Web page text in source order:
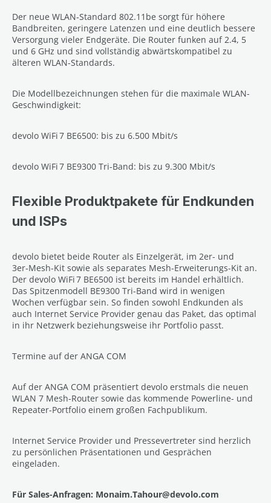
Der neue WLAN‑Standard 802.11be sorgt für höhere
Bandbreiten, geringere Latenzen und eine deutlich bessere
Versorgung vieler Endgeräte. Die Router funken auf 2.4, 5
und 6 GHz und sind vollständig abwärtskompatibel zu
älteren WLAN-Standards.
Die Modellbezeichnungen stehen für die maximale WLAN-
Geschwindigkeit:
devolo WiFi 7 BE6500: bis zu 6.500 Mbit/s
devolo WiFi 7 BE9300 Tri-Band: bis zu 9.300 Mbit/s
Flexible Produktpakete für Endkunden
und ISPs
devolo bietet beide Router als Einzelgerät, im 2er- und
3er‑Mesh-Kit sowie als separates Mesh-Erweiterungs-Kit an.
Der devolo WiFi 7 BE6500 ist bereits im Handel erhältlich.
Das Spitzenmodell BE9300 Tri-Band wird in wenigen
Wochen verfügbar sein. So finden sowohl Endkunden als
auch Internet Service Provider genau das Paket, das optimal
in ihr Netzwerk beziehungsweise ihr Portfolio passt.
Termine auf der ANGA COM
Auf der ANGA COM präsentiert devolo erstmals die neuen
WLAN 7 Mesh-Router sowie das kommende Powerline- und
Repeater-Portfolio einem großen Fachpublikum.
Internet Service Provider und Pressevertreter sind herzlich
zu persönlichen Präsentationen und Gesprächen
eingeladen.
Für Sales-Anfragen: Monaim.Tahour@devolo.com